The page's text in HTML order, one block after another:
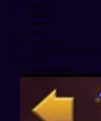
2 Arqueras
2 Enanos
1 Guerrero
2 Rabias
2 Protecciones
1 Elemental de Tormenta
2 Parcas
2 Portaestandartes